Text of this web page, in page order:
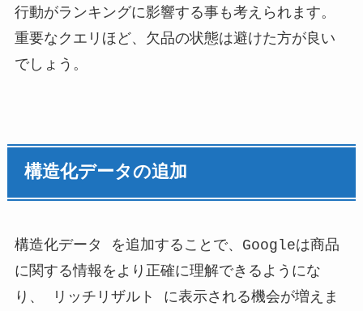
行動がランキングに影響する事も考えられます。
重要なクエリほど、欠品の状態は避けた方が良い
でしょう。
構造化データの追加
構造化データ を追加することで、Googleは商品
に関する情報をより正確に理解できるようにな
り、 リッチリザルト に表示される機会が増えま